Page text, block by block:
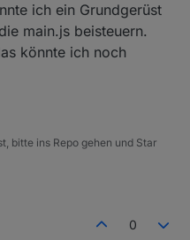
überlegen, bin ich
Adapter auf Basis deines
hätte ich Bock,
ich ein Grundgerüst
main.js beisteuern.
könnte ich noch
bitte ins Repo gehen und Star
0